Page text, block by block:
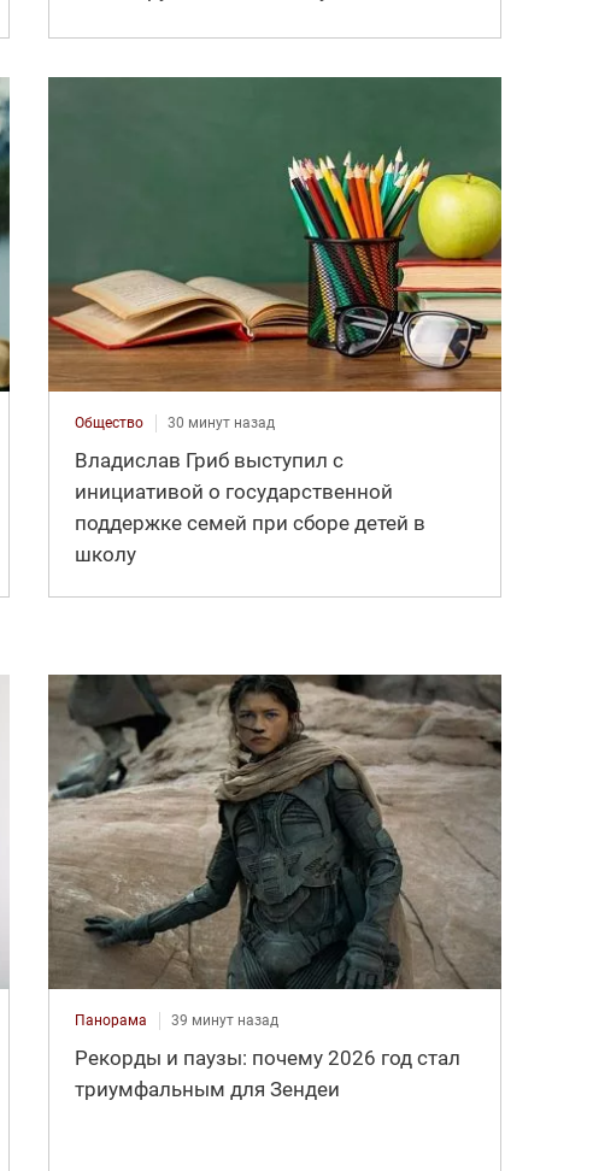
Общество 30 минут назад
Владислав Гриб выступил с
инициативой о государственной
поддержке семей при сборе детей в
школу
Панорама 39 минут назад
Рекорды и паузы: почему 2026 год стал
триумфальным для Зендеи